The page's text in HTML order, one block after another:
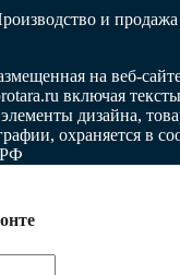
и
на веб-
включая
дизайна,
охраняется в
РФ